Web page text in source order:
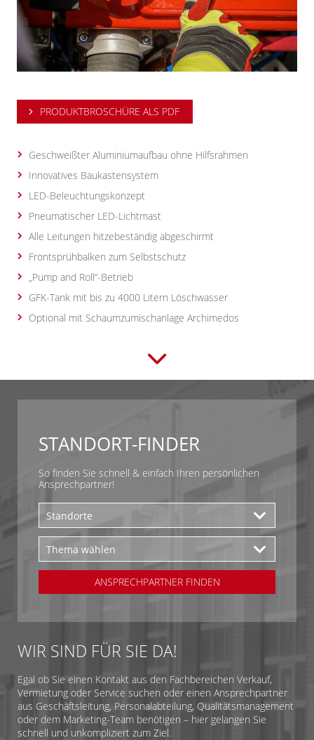
PRODUKTBROSCHÜRE ALS PDF
Geschweißter Aluminiumaufbau ohne Hilfsrahmen
Innovatives Baukastensystem
LED-Beleuchtungskonzept
Pneumatischer LED-Lichtmast
Alle Leitungen hitzebeständig abgeschirmt
Frontsprühbalken zum Selbstschutz
„Pump and Roll“-Betrieb
GFK-Tank mit bis zu 4000 Litern Löschwasser
Optional mit Schaumzumischanlage Archimedos
STANDORT-FINDER
So finden Sie schnell & einfach Ihren persönlichen
Ansprechpartner!
ANSPRECHPARTNER FINDEN
WIR SIND FÜR SIE DA!
Egal ob Sie einen Kontakt aus den Fachbereichen Verkauf,
Vermietung oder Service suchen oder einen Ansprechpartner
aus Geschäftsleitung, Personalabteilung, Qualitätsmanagement
oder dem Marketing-Team benötigen – hier gelangen Sie
schnell und unkompliziert zum Ziel.